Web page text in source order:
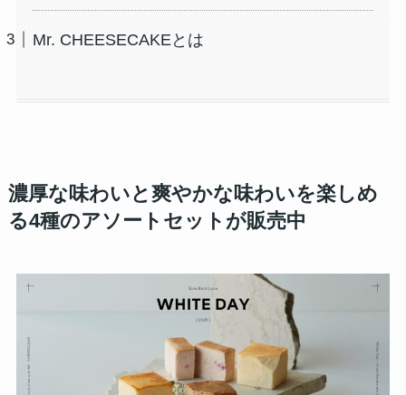
Mr. CHEESECAKEとは
濃厚な味わいと爽やかな味わいを楽しめ
る4種のアソートセットが販売中